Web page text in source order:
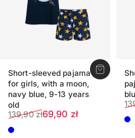
Short-sleeved pajama
for girls, with a moon,
navy blue, 9-13 years
old
Sale price69,90 zł
Regular price
139,90 zł
Dark blue